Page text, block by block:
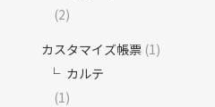
(2)
カスタマイズ帳票 (1)
カルテ
(1)